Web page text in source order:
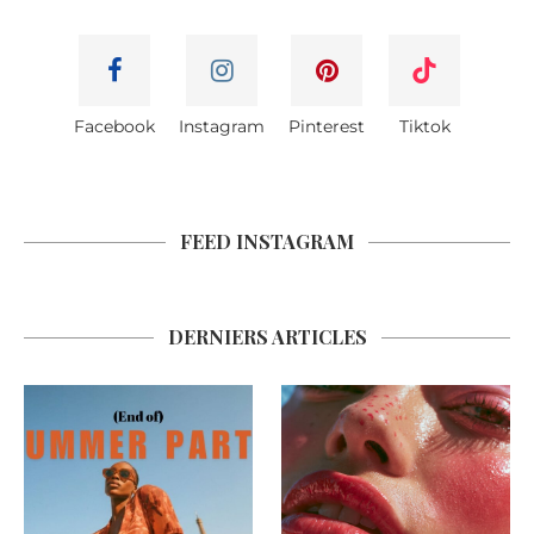
Facebook Instagram Pinterest Tiktok
FEED INSTAGRAM
DERNIERS ARTICLES